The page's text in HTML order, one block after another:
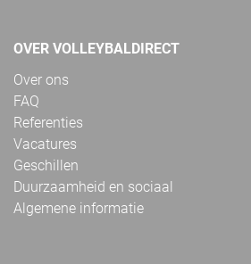
OVER VOLLEYBALDIRECT
Over ons
FAQ
Referenties
Vacatures
Geschillen
Duurzaamheid en sociaal
Algemene informatie